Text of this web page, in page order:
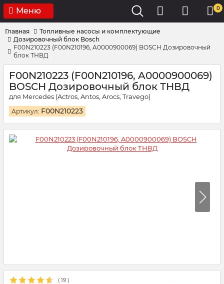
Меню 0
Главная
Топливные насосы и комплектующие
Дозировочный блок Bosch
F00N210223 (F00N210196, A0000900069) BOSCH Дозировочный
блок ТНВД
F00N210223 (F00N210196, A0000900069)
BOSCH Дозировочный блок ТНВД
для Mercedes (Actros, Antos, Arocs, Travego)
Артикул: F00N210223
( 19 )